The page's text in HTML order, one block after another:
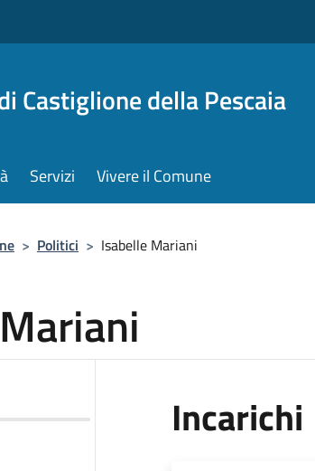
Castiglione della Pescaia
Servizi Vivere il Comune
> Politici > Isabelle Mariani
Incarichi